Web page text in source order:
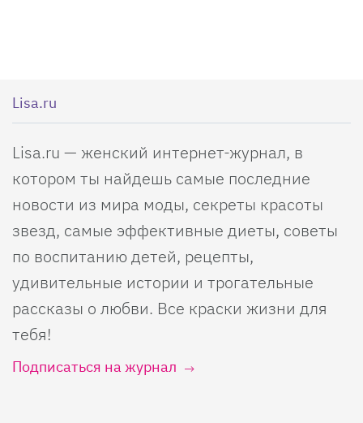
Lisa.ru
Lisa.ru — женский интернет-журнал, в
котором ты найдешь самые последние
новости из мира моды, секреты красоты
звезд, самые эффективные диеты, советы
по воспитанию детей, рецепты,
удивительные истории и трогательные
рассказы о любви. Все краски жизни для
тебя!
Подписаться на журнал